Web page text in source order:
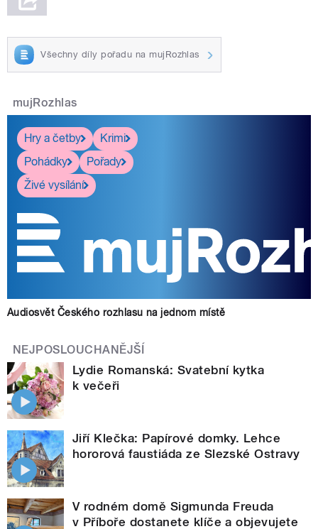
Všechny díly pořadu na mujRozhlas
mujRozhlas
Hry a četby
Krimi
Pohádky
Pořady
Živé vysílání
Audiosvět Českého rozhlasu na jednom místě
NEJPOSLOUCHANĚJŠÍ
Lydie Romanská: Svatební kytka
k večeři
Jiří Klečka: Papírové domky. Lehce
hororová faustiáda ze Slezské Ostravy
V rodném domě Sigmunda Freuda
v Příboře dostanete klíče a objevujete